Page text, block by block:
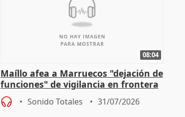
08:04
Maíllo afea a Marruecos "dejación de
funciones" de vigilancia en frontera
con Ceuta
Sonido Totales 31/07/2026